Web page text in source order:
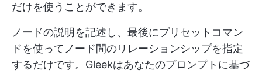
だけを使うことができます。
ノードの説明を記述し、最後にプリセットコマン
ドを使ってノード間のリレーションシップを指定
するだけです。Gleekはあなたのプロンプトに基づ